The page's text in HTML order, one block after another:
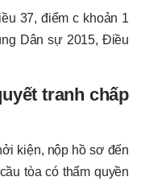
37, điểm c khoản 1
Dân sự 2015, Điều
tranh chấp
kiện, nộp hồ sơ đến
tòa có thẩm quyền